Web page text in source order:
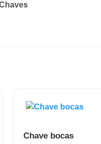
Chave bocas